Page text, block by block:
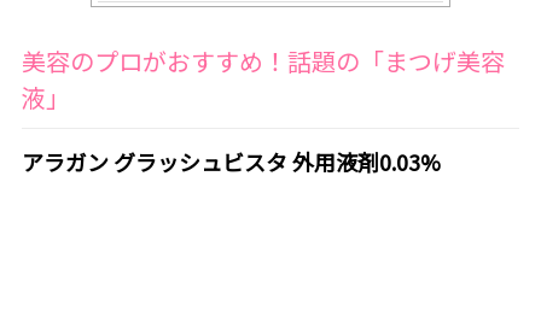
美容のプロがおすすめ！話題の「まつげ美容
液」
アラガン グラッシュビスタ 外用液剤0.03%